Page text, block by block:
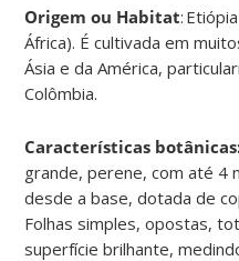
Origem ou Habitat:
África). É cultivada em
Ásia e da América,
Colômbia.
Características
grande, perene, com até 4
desde a base, dotada de
Folhas simples, opostas,
superfície brilhante,